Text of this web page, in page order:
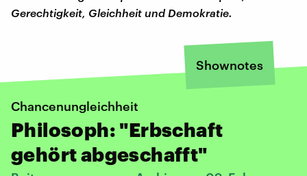
Gerechtigkeit, Gleichheit und Demokratie.
Shownotes
Chancenungleichheit
Philosoph: "Erbschaft
gehört abgeschafft"